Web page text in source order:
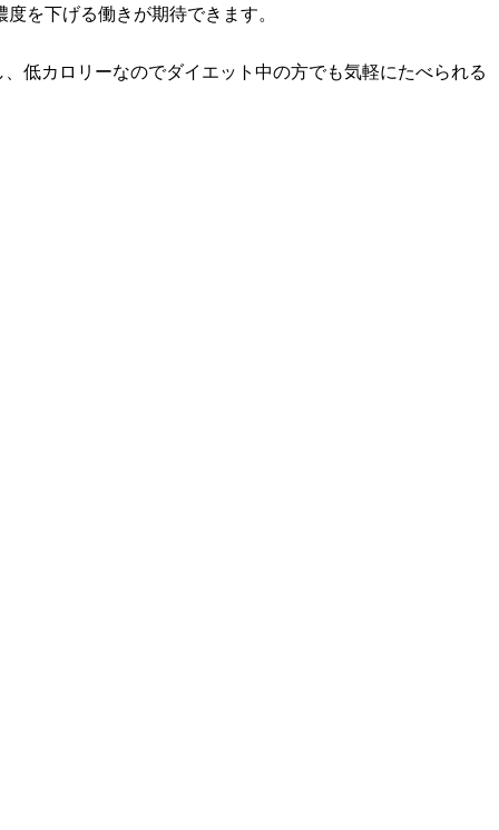
を下げる働きが期待できます。
低カロリーなのでダイエット中の方でも気軽にたべられる